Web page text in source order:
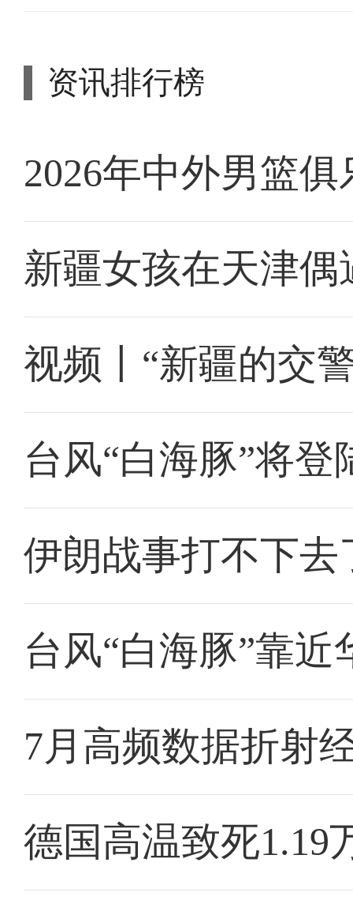
资讯排行榜
2026年中外男篮
新疆女孩在天津
视频丨“新疆的交
台风“白海豚”将
伊朗战事打不下
台风“白海豚”靠近
7月高频数据折射
德国高温致死